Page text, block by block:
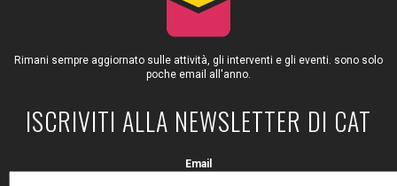
Rimani sempre aggiornato sulle attività, gli interventi e gli eventi. sono solo
poche email all'anno.
ISCRIVITI ALLA NEWSLETTER DI CAT
Email